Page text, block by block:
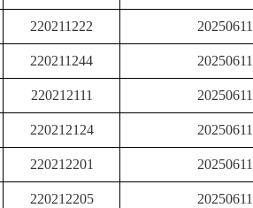
220211222 20250611
220211244 20250611
220212111 20250611
220212124 20250611
220212201 20250611
220212205 20250611